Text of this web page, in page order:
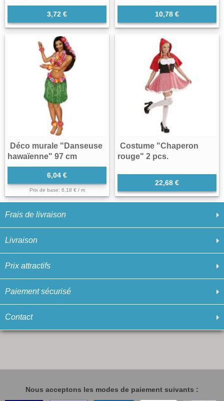
Frais de livraison
Livraison
Prix attractifs
Paiement sécurisé
Contact
3,72 € 10,78 €
Déco murale "Danseuse
hawaïenne" 97 cm
6,04 €
Prix de base: 6,18 € / m
Costume "Chaperon
rouge" 2 pcs.
22,68 €
Nous acceptons les modes de paiement suivants :